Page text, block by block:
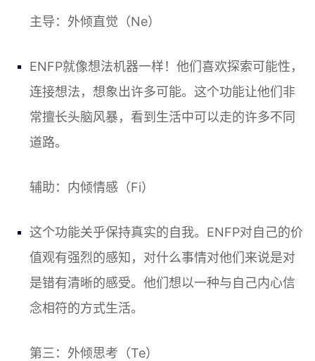
主导：外倾直觉（Ne）
ENFP就像想法机器一样！他们喜欢探索可能性，
连接想法，想象出许多可能。这个功能让他们非
常擅长头脑风暴，看到生活中可以走的许多不同
道路。
辅助：内倾情感（Fi）
这个功能关乎保持真实的自我。ENFP对自己的价
值观有强烈的感知，对什么事情对他们来说是对
是错有清晰的感受。他们想以一种与自己内心信
念相符的方式生活。
第三：外倾思考（Te）